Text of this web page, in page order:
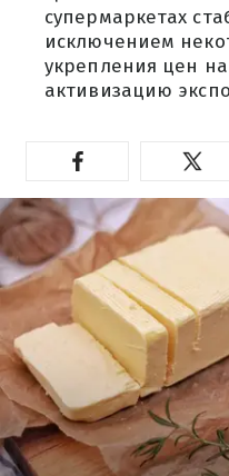
супермаркетах
исключением
укрепления цен
активизацию